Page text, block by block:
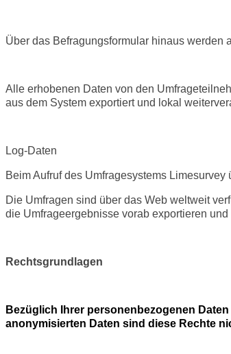
Über das Befragungsformular hinaus werden
Alle erhobenen Daten von den
aus dem System exportiert und lokal
Log-Daten
Beim Aufruf des Umfragesystems
Die Umfragen sind über das Web weltweit
die Umfrageergebnisse vorab exportieren
Rechtsgrundlagen
Bezüglich Ihrer personenbezogenen
anonymisierten Daten sind diese Rechte